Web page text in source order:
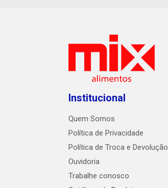
Institucional
Quem Somos
Política de Privacidade
Política de Troca e Devolução
Ouvidoria
Trabalhe conosco